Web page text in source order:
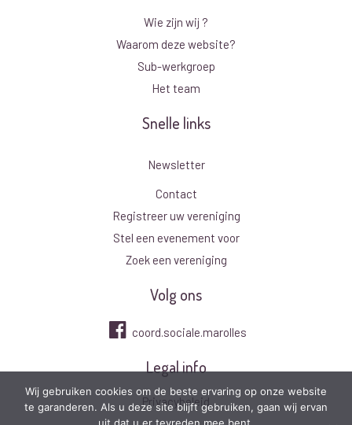
Wie zijn wij ?
Waarom deze website?
Sub-werkgroep
Het team
Snelle links
Newsletter
Contact
Registreer uw vereniging
Stel een evenement voor
Zoek een vereniging
Volg ons
coord.sociale.marolles
Legal info
Privacybeleid
Wij gebruiken cookies om de beste ervaring op onze website
te garanderen. Als u deze site blijft gebruiken, gaan wij ervan